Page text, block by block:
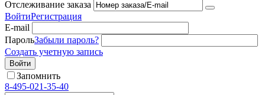
Отслеживание заказа
ВойтиРегистрация
E-mail
ПарольЗабыли пароль?
Создать учетную запись
Войти
Запомнить
8-495-021-35-40